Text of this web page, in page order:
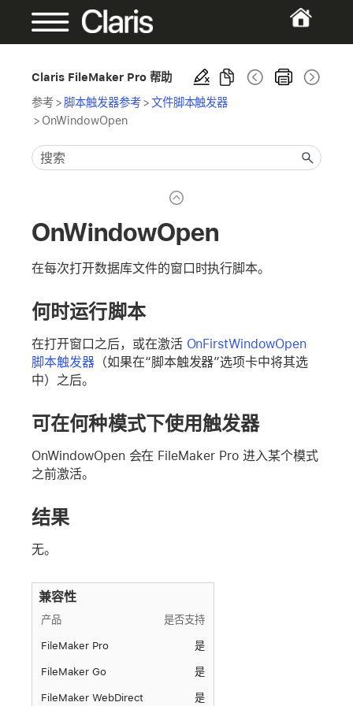
Claris FileMaker Pro 帮助
参考> 脚本触发器参考>文件脚本触发器
> OnWindowOpen
OnWindowOpen
在每次打开数据库文件的窗口时执行脚本。
何时运行脚本
在打开窗口之后，或在激活 OnFirstWindowOpen
脚本触发器（如果在“脚本触发器”选项卡中将其选
中）之后。
可在何种模式下使用触发器
OnWindowOpen 会在 FileMaker Pro 进入某个模式
之前激活。
结果
无。
兼容性
产品 是否支持
FileMaker Pro 是
FileMaker Go 是
FileMaker WebDirect 是